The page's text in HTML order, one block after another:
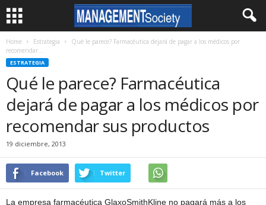
Home Estrategia
Qué le parece? Farmacéutica dejará de pagar a los médicos por
recomendar...
ESTRATEGIA
Qué le parece? Farmacéutica
dejará de pagar a los médicos por
recomendar sus productos
19 diciembre, 2013
Facebook Twitter
La empresa farmacéutica GlaxoSmithKline no pagará más a los